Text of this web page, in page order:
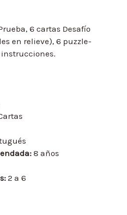
6 cartas Desafío
en relieve), 6 puzzle-
instrucciones.
8 años
2 a 6